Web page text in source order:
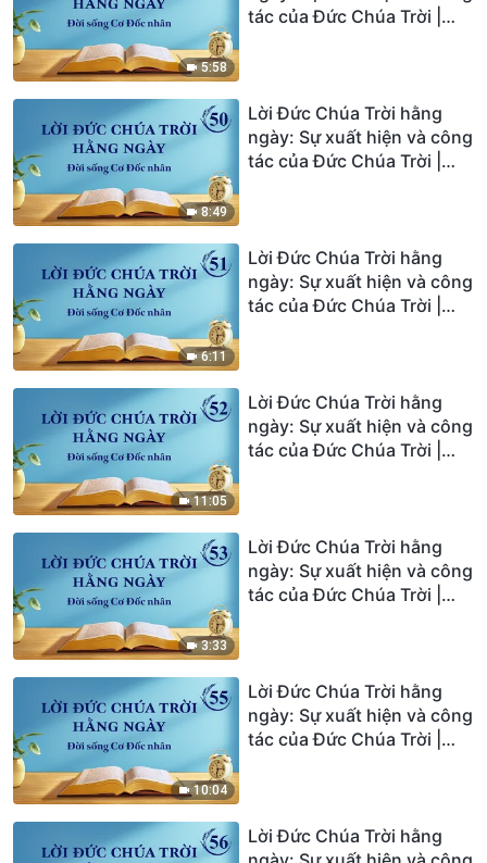
5:58
tác của Đức Chúa Trời |
8:49
Lời Đức Chúa Trời hằng
ngày: Sự xuất hiện và công
tác của Đức Chúa Trời |
6:11
Lời Đức Chúa Trời hằng
ngày: Sự xuất hiện và công
tác của Đức Chúa Trời |
11:05
Lời Đức Chúa Trời hằng
ngày: Sự xuất hiện và công
tác của Đức Chúa Trời |
3:33
Lời Đức Chúa Trời hằng
ngày: Sự xuất hiện và công
tác của Đức Chúa Trời |
10:04
Lời Đức Chúa Trời hằng
ngày: Sự xuất hiện và công
tác của Đức Chúa Trời |
Lời Đức Chúa Trời hằng